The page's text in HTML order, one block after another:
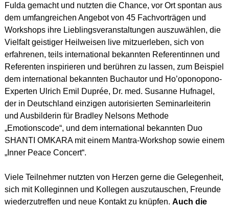
Fulda gemacht und nutzten die Chance, vor Ort spontan aus
dem umfangreichen Angebot von 45 Fachvorträgen und
Workshops ihre Lieblingsveranstaltungen auszuwählen, die
Vielfalt geistiger Heilweisen live mitzuerleben, sich von
erfahrenen, teils international bekannten Referentinnen und
Referenten inspirieren und berühren zu lassen, zum Beispiel
dem international bekannten Buchautor und Ho’oponopono-
Experten Ulrich Emil Duprée, Dr. med. Susanne Hufnagel,
der in Deutschland einzigen autorisierten Seminarleiterin
und Ausbilderin für Bradley Nelsons Methode
„Emotionscode“, und dem international bekannten Duo
SHANTI OMKARA mit einem Mantra-Workshop sowie einem
„Inner Peace Concert“.
Viele Teilnehmer nutzten von Herzen gerne die Gelegenheit,
sich mit Kolleginnen und Kollegen auszutauschen, Freunde
wiederzutreffen und neue Kontakt zu knüpfen. Auch die